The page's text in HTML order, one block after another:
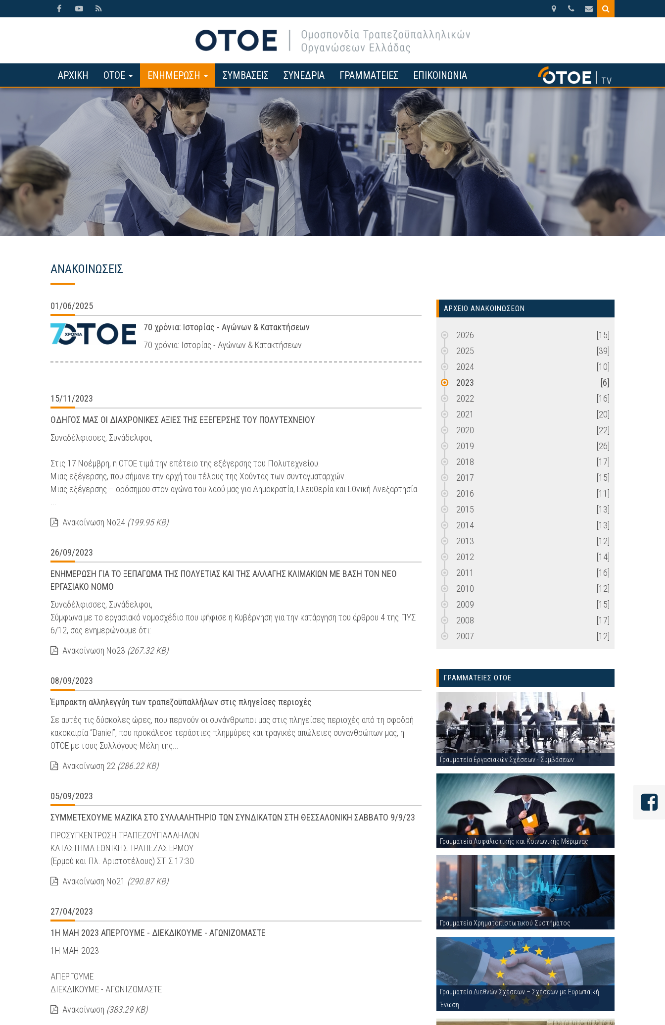
otoe@otoe.gr
210.3388270
Βησσαρίωνος
ΑΡΧΙΚΗ ΟΤΟΕ ΕΝΗΜΕΡΩΣΗ ΣΥΜΒΑΣΕΙΣ ΣΥΝΕΔΡΙΑ ΓΡΑΜΜΑΤΕΙΕΣ ΕΠΙΚΟΙΝΩΝΙΑ
ΑΝΑΚΟΙΝΩΣΕΙΣ
01/06/2025
70 χρόνια: Ιστορίας - Αγώνων & Κατακτήσεων
70 χρόνια: Ιστορίας - Αγώνων & Κατακτήσεων
15/11/2023
ΟΔΗΓΟΣ ΜΑΣ ΟΙ ΔΙΑΧΡΟΝΙΚΕΣ ΑΞΙΕΣ ΤΗΣ ΕΞΕΓΕΡΣΗΣ ΤΟΥ ΠΟΛΥΤΕΧΝΕΙΟΥ
Συναδέλφισσες, Συνάδελφοι,
Στις 17 Νοέμβρη, η ΟΤΟΕ τιμά την επέτειο της εξέγερσης του Πολυτεχνείου.
Μιας εξέγερσης, που σήμανε την αρχή του τέλους της Χούντας των συνταγματαρχών.
Μιας εξέγερσης – ορόσημου στον αγώνα του λαού μας για Δημοκρατία, Ελευθερία και Εθνική Ανεξαρτησία.
Ανακοίνωση Νο24 (199.95 KB)
26/09/2023
ΕΝΗΜΕΡΩΣΗ ΓΙΑ ΤΟ ΞΕΠΑΓΩΜΑ ΤΗΣ ΠΟΛΥΕΤΙΑΣ ΚΑΙ ΤΗΣ ΑΛΛΑΓΗΣ ΚΛΙΜΑΚΙΩΝ ΜΕ ΒΑΣΗ ΤΟΝ ΝΕΟ
ΕΡΓΑΣΙΑΚΟ ΝΟΜΟ
Συναδέλφισσες, Συνάδελφοι,
Σύμφωνα με το εργασιακό νομοσχέδιο που ψήφισε η Κυβέρνηση για την κατάργηση του άρθρου 4 της ΠΥΣ
6/12, σας ενημερώνουμε ότι:
Ανακοίνωση Νο23 (267.32 KB)
08/09/2023
Έμπρακτη αλληλεγγύη των τραπεζοϋπαλλήλων στις πληγείσες περιοχές
Σε αυτές τις δύσκολες ώρες, που περνούν οι συνάνθρωποι μας στις πληγείσες περιοχές από τη σφοδρή
κακοκαιρία “Daniel”, που προκάλεσε τεράστιες πλημμύρες και τραγικές απώλειες συνανθρώπων μας, η
ΟΤΟΕ με τους Συλλόγους-Μέλη της...
Ανακοίνωση 22 (286.22 KB)
05/09/2023
ΣΥΜΜΕΤΕΧΟΥΜΕ ΜΑΖΙΚΑ ΣΤΟ ΣΥΛΛΑΛΗΤΗΡΙΟ ΤΩΝ ΣΥΝΔΙΚΑΤΩΝ ΣΤΗ ΘΕΣΣΑΛΟΝΙΚΗ ΣΑΒΒΑΤΟ 9/9/23
ΠΡΟΣΥΓΚΕΝΤΡΩΣΗ ΤΡΑΠΕΖΟΫΠΑΛΛΗΛΩΝ
ΚΑΤΑΣΤΗΜΑ ΕΘΝΙΚΗΣ ΤΡΑΠΕΖΑΣ ΕΡΜΟΥ
(Ερμού και Πλ. Αριστοτέλους) ΣΤΙΣ 17:30
Ανακοίνωση Νο21 (290.87 KB)
27/04/2023
1Η ΜΑΗ 2023 ΑΠΕΡΓΟΥΜΕ - ΔΙΕΚΔΙΚΟΥΜΕ - ΑΓΩΝΙΖΟΜΑΣΤΕ
1Η ΜΑΗ 2023
ΑΠΕΡΓΟΥΜΕ
ΔΙΕΚΔΙΚΟΥΜΕ - ΑΓΩΝΙΖΟΜΑΣΤΕ
Ανακοίνωση (383.29 KB)
ΑΡΧΕΙΟ ΑΝΑΚΟΙΝΩΣΕΩΝ
2026
[15]
2025
[39]
2024
[10]
2023
[6]
2022
[16]
2021
[20]
2020
[22]
2019
[26]
2018
[17]
2017
[15]
2016
[11]
2015
[13]
2014
[13]
2013
[12]
2012
[14]
2011
[16]
2010
[12]
2009
[15]
2008
[17]
2007
[12]
ΓΡΑΜΜΑΤΕΙΕΣ ΟΤΟΕ
Γραμματεία Εργασιακών Σχέσεων - Συμβάσεων
Γραμματεία Ασφαλιστικής και Κοινωνικής Μέριμνας
Γραμματεία Χρηματοπιστωτικού Συστήματος
Γραμματεία Διεθνών Σχέσεων – Σχέσεων με Ευρωπαϊκή
Ένωση